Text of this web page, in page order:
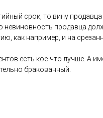
срок, то ви­ну
про­дав­ца
как нап­ри­мер, и на
есть кое-что луч­ше. А
бра­кован­ный.